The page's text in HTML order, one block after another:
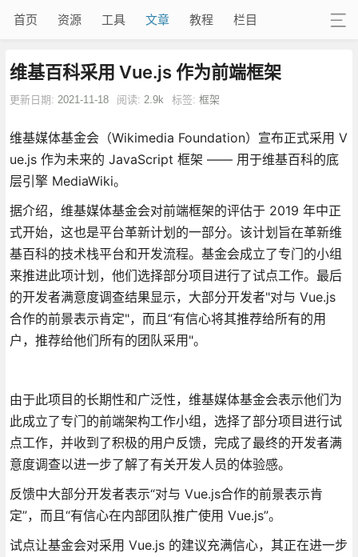
首页 资源 工具 文章 教程 栏目
维基百科采用 Vue.js 作为前端框架
更新日期: 2021-11-18 阅读: 2.9k 标签: 框架
维基媒体基金会（Wikimedia Foundation）宣布正式采用 V
ue.js 作为未来的 JavaScript 框架 —— 用于维基百科的底
层引擎 MediaWiki。
据介绍，维基媒体基金会对前端框架的评估于 2019 年中正
式开始，这也是平台革新计划的一部分。该计划旨在革新维
基百科的技术栈平台和开发流程。基金会成立了专门的小组
来推进此项计划，他们选择部分项目进行了试点工作。最后
的开发者满意度调查结果显示，大部分开发者"对与 Vue.js
合作的前景表示肯定"，而且“有信心将其推荐给所有的用
户，推荐给他们所有的团队采用"。
由于此项目的长期性和广泛性，维基媒体基金会表示他们为
此成立了专门的前端架构工作小组，选择了部分项目进行试
点工作，并收到了积极的用户反馈，完成了最终的开发者满
意度调查以进一步了解了有关开发人员的体验感。
反馈中大部分开发者表示“对与 Vue.js合作的前景表示肯
定”，而且“有信心在内部团队推广使用 Vue.js”。
试点让基金会对采用 Vue.js 的建议充满信心，其正在进一步